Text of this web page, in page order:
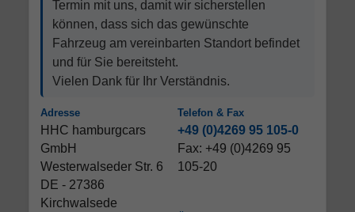
Termin mit uns, damit wir sicherstellen
können, dass sich das gewünschte
Fahrzeug am vereinbarten Standort befindet
und für Sie bereitsteht.
Vielen Dank für Ihr Verständnis.
Adresse
HHC hamburgcars
GmbH
Westerwalseder Str. 6
DE - 27386
Kirchwalsede
Telefon & Fax
+49 (0)4269 95 105-0
Fax: +49 (0)4269 95
105-20